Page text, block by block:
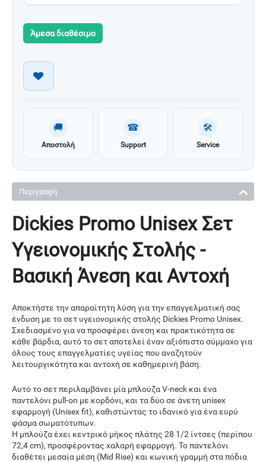
Άμεσα διαθέσιμο
🚚
Αποστολή
☎
Support
🛠
Service
Περιγραφή
Dickies Promo Unisex Σετ
Υγειονομικής Στολής -
Βασική Άνεση και Αντοχή
Αποκτήστε την απαραίτητη λύση για την επαγγελματική σας
ένδυση με το σετ υγειονομικής στολής Dickies Promo Unisex.
Σχεδιασμένο για να προσφέρει άνεση και πρακτικότητα σε
κάθε βάρδια, αυτό το σετ αποτελεί έναν αξιόπιστο σύμμαχο για
όλους τους επαγγελματίες υγείας που αναζητούν
λειτουργικότητα και αντοχή σε καθημερινή βάση.
Αυτό το σετ περιλαμβάνει μία μπλούζα V-neck και ένα
παντελόνι pull-on με κορδόνι, και τα δύο σε άνετη unisex
εφαρμογή (Unisex fit), καθιστώντας το ιδανικό για ένα ευρύ
φάσμα σωματότυπων.
Η μπλούζα έχει κεντρικό μήκος πλάτης 28 1/2 ίντσες (περίπου
72,4 cm), προσφέροντας χαλαρή εφαρμογή. Το παντελόνι
διαθέτει μεσαία μέση (Mid Rise) και κωνική γραμμή στα πόδια